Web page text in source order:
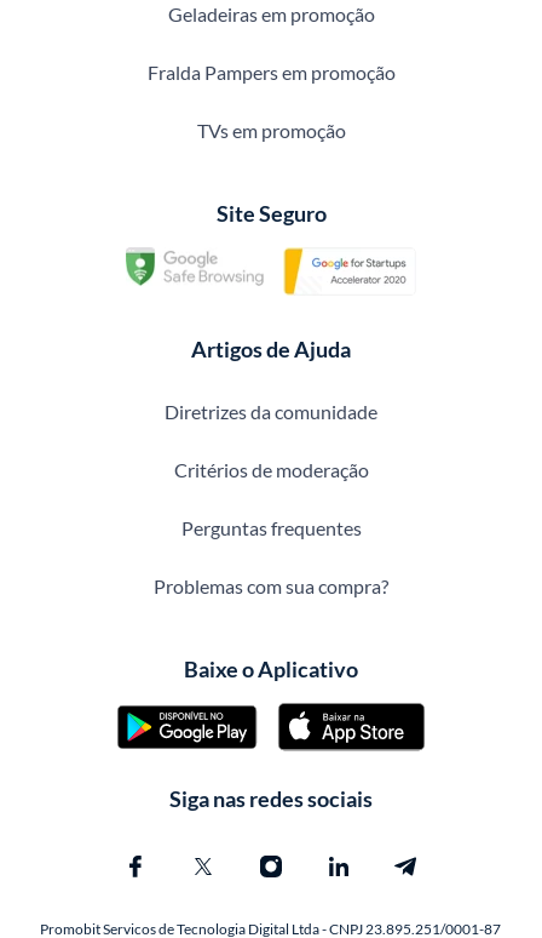
Geladeiras em promoção
Fralda Pampers em promoção
TVs em promoção
Site Seguro
Artigos de Ajuda
Diretrizes da comunidade
Critérios de moderação
Perguntas frequentes
Problemas com sua compra?
Baixe o Aplicativo
Siga nas redes sociais
Promobit Servicos de Tecnologia Digital Ltda - CNPJ 23.895.251/0001-87